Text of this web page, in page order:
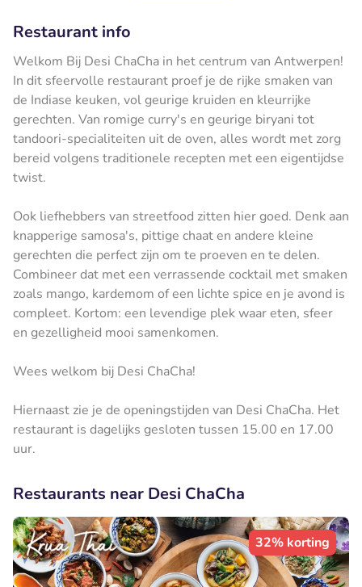
Restaurant info
Welkom Bij Desi ChaCha in het centrum van Antwerpen!
In dit sfeervolle restaurant proef je de rijke smaken van
de Indiase keuken, vol geurige kruiden en kleurrijke
gerechten. Van romige curry's en geurige biryani tot
tandoori-specialiteiten uit de oven, alles wordt met zorg
bereid volgens traditionele recepten met een eigentijdse
twist.
Ook liefhebbers van streetfood zitten hier goed. Denk aan
knapperige samosa's, pittige chaat en andere kleine
gerechten die perfect zijn om te proeven en te delen.
Combineer dat met een verrassende cocktail met smaken
zoals mango, kardemom of een lichte spice en je avond is
compleet. Kortom: een levendige plek waar eten, sfeer
en gezelligheid mooi samenkomen.
Wees welkom bij Desi ChaCha!
Hiernaast zie je de openingstijden van Desi ChaCha. Het
restaurant is dagelijks gesloten tussen 15.00 en 17.00
uur.
Restaurants near Desi ChaCha
32% korting